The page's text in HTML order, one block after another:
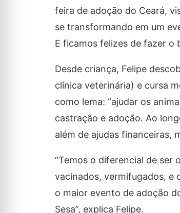
feira de adoção do Ceará,
se transformando em um
E ficamos felizes de fazer o
Desde criança, Felipe
clínica veterinária) e cursa
como lema: “ajudar os
castração e adoção. Ao
além de ajudas financeiras,
“Temos o diferencial de ser
vacinados, vermifugados, e
o maior evento de adoção
Sesa”, explica Felipe.